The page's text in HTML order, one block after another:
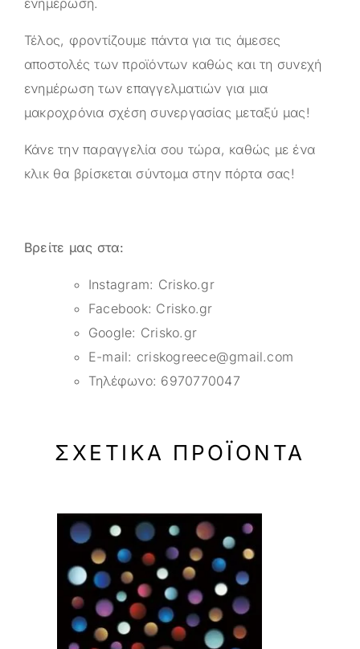
ενημέρωση.
Τέλος, φροντίζουμε πάντα για τις άμεσες
αποστολές των προϊόντων καθώς και τη συνεχή
ενημέρωση των επαγγελματιών για μια
μακροχρόνια σχέση συνεργασίας μεταξύ μας!
Κάνε την παραγγελία σου τώρα, καθώς με ένα
κλικ θα βρίσκεται σύντομα στην πόρτα σας!
Βρείτε μας στα:
Instagram: Crisko.gr
Facebook: Crisko.gr
Google: Crisko.gr
E-mail: criskogreece@gmail.com
Τηλέφωνο: 6970770047
ΣΧΕΤΙΚΆ ΠΡΟΪΌΝΤΑ